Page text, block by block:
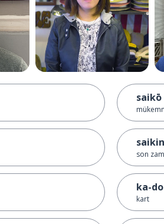
saikin
son
ka-do
kart